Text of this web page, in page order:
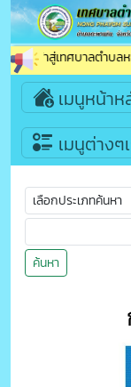
เข้าสู่เทศบาลตำบลหนอ
เมนูหน้าห
เมนูต่าง
ค้นหา